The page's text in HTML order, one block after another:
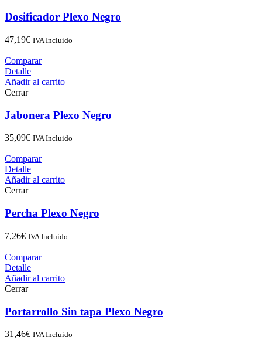
Dosificador Plexo Negro
47,19€ IVA Incluido
Comparar
Detalle
Añadir al carrito
Cerrar
Jabonera Plexo Negro
35,09€ IVA Incluido
Comparar
Detalle
Añadir al carrito
Cerrar
Percha Plexo Negro
7,26€ IVA Incluido
Comparar
Detalle
Añadir al carrito
Cerrar
Portarrollo Sin tapa Plexo Negro
31,46€ IVA Incluido